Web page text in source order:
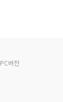
PC버전